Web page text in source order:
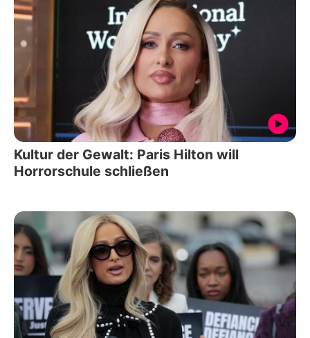
Kultur der Gewalt: Paris Hilton will
Horrorschule schließen